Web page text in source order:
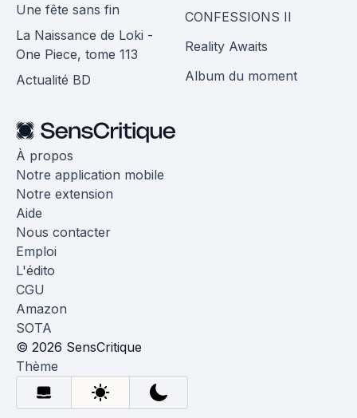
Une fête sans fin
La Naissance de Loki -
One Piece, tome 113
Actualité BD
CONFESSIONS II
Reality Awaits
Album du moment
À propos
Notre application mobile
Notre extension
Aide
Nous contacter
Emploi
L'édito
CGU
Amazon
SOTA
© 2026 SensCritique
Thème